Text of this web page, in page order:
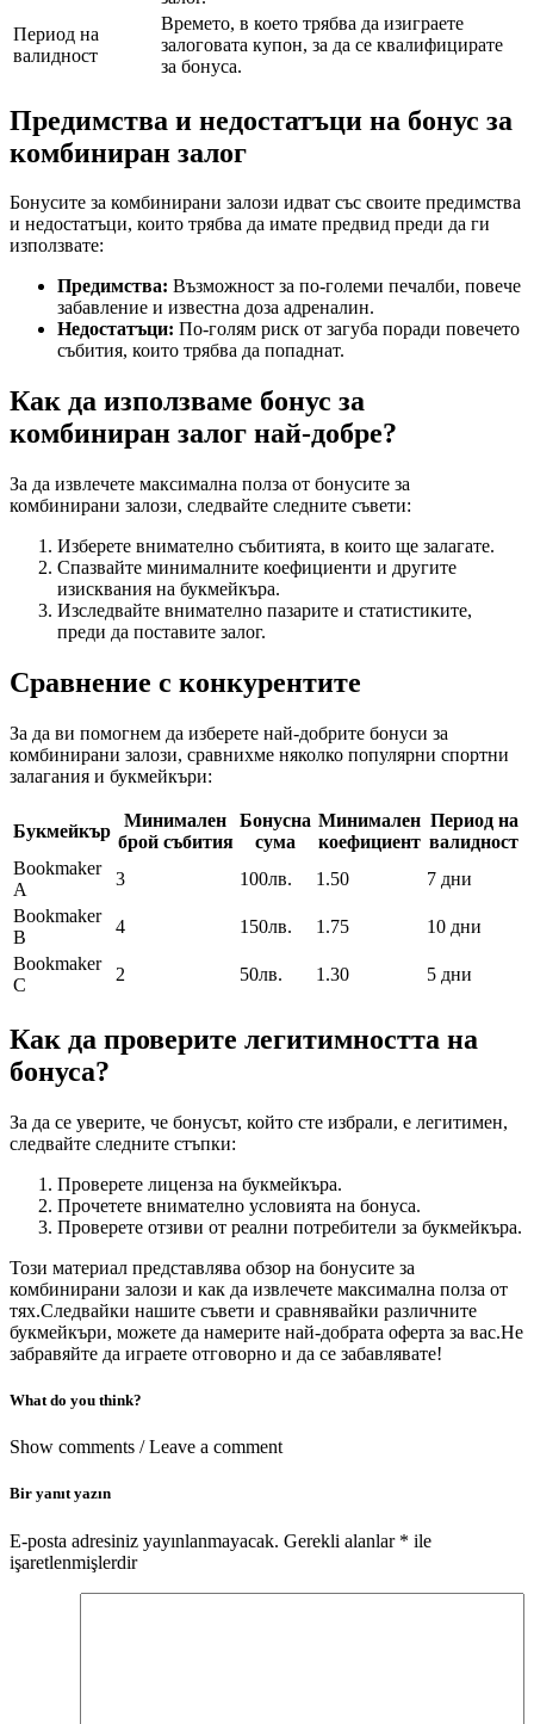
Период на
валидност
Времето, в което трябва да изиграете
залоговата купон, за да се квалифицирате
за бонуса.
Предимства и недостатъци на бонус за
комбиниран залог
Бонусите за комбинирани залози идват със своите предимства
и недостатъци, които трябва да имате предвид преди да ги
използвате:
Предимства: Възможност за по-големи печалби, повече
забавление и известна доза адреналин.
Недостатъци: По-голям риск от загуба поради повечето
събития, които трябва да попаднат.
Как да използваме бонус за
комбиниран залог най-добре?
За да извлечете максимална полза от бонусите за
комбинирани залози, следвайте следните съвети:
Изберете внимателно събитията, в които ще залагате.
Спазвайте минималните коефициенти и другите
изисквания на букмейкъра.
Изследвайте внимателно пазарите и статистиките,
преди да поставите залог.
Сравнение с конкурентите
За да ви помогнем да изберете най-добрите бонуси за
комбинирани залози, сравнихме няколко популярни спортни
залагания и букмейкъри:
Букмейкър
Минимален
брой събития
Бонусна
сума
Минимален
коефициент
Период на
валидност
Bookmaker
A
3 100лв. 1.50
7 дни
Bookmaker
B
4 150лв. 1.75
10 дни
Bookmaker
C
2 50лв. 1.30 5 дни
Как да проверите легитимността на
бонуса?
За да се уверите, че бонусът, който сте избрали, е легитимен,
следвайте следните стъпки:
Проверете лиценза на букмейкъра.
Прочетете внимателно условията на бонуса.
Проверете отзиви от реални потребители за букмейкъра.
Този материал представлява обзор на бонусите за
комбинирани залози и как да извлечете максимална полза от
тях.Следвайки нашите съвети и сравнявайки различните
букмейкъри, можете да намерите най-добрата оферта за вас.Не
забравяйте да играете отговорно и да се забавлявате!
What do you think?
Show comments / Leave a comment
Bir yanıt yazın
E-posta adresiniz yayınlanmayacak. Gerekli alanlar * ile
işaretlenmişlerdir